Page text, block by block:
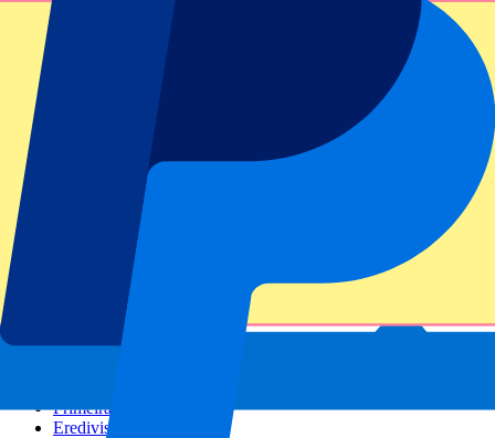
Alle Sportarten
Fußballligen
Champions League
Premier League
Serie A
Primeira Liga
Eredivisie